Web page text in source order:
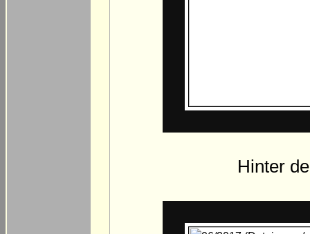
Hinter